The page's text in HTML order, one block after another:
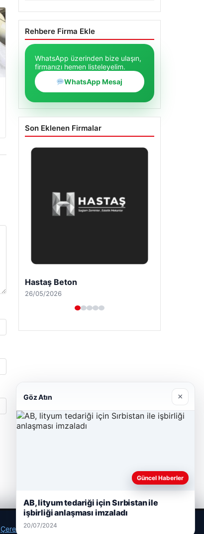
Rehbere Firma Ekle
WhatsApp üzerinden bize ulaşın,
firmanızı hemen listeleyelim.
WhatsApp Mesaj
Son Eklenen Firmalar
Enes Kaplan Avukatlık Bürosu
28/04/2026
Çerez Politikamız
Göz Atın ×
Güncel Haberler
AB, lityum tedariği için Sırbistan ile
işbirliği anlaşması imzaladı
20/07/2024